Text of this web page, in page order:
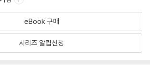
eBook 구매
시리즈 알림신청